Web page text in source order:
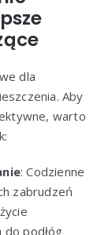
dla
Aby
warto
: Codzienne
zabrudzeń
do podłóg